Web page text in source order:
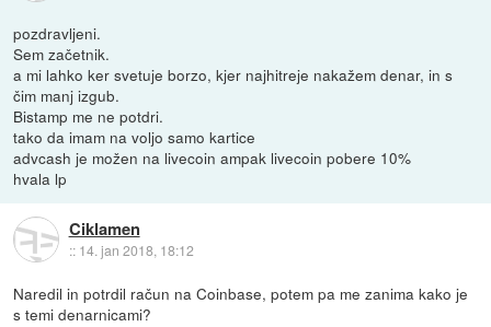
pozdravljeni.
Sem začetnik.
a mi lahko ker svetuje borzo, kjer najhitreje nakažem denar, in s
čim manj izgub.
Bistamp me ne potdri.
tako da imam na voljo samo kartice
advcash je možen na livecoin ampak livecoin pobere 10%
hvala lp
Ciklamen
:: 14. jan 2018, 18:12
Naredil in potrdil račun na Coinbase, potem pa me zanima kako je
s temi denarnicami?